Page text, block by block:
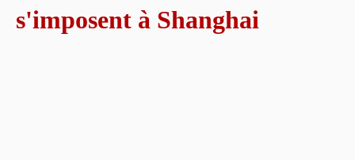
s'imposent à Shanghai